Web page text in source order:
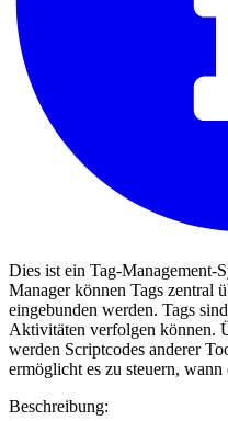
Dies ist ein Tag-Management-
Manager können Tags zentral
eingebunden werden. Tags
Aktivitäten verfolgen können.
werden Scriptcodes anderer
ermöglicht es zu steuern,
Beschreibung: